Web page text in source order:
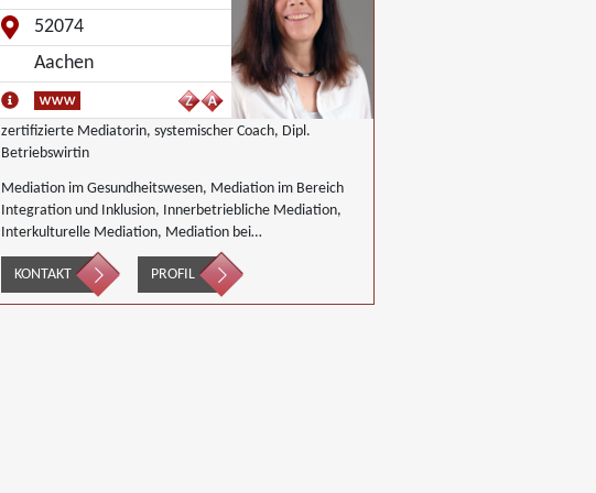
52074
Aachen
zertifizierte Mediatorin, systemischer Coach, Dipl.
Betriebswirtin
Mediation im Gesundheitswesen, Mediation im Bereich
Integration und Inklusion, Innerbetriebliche Mediation,
Interkulturelle Mediation, Mediation bei
Gesellschafterkonflikten, Mediation im öffentlichen
Bereich, Mediation bei Team- und Gruppenkonflikten,
Mediation von Unternehmensnachfolgen,
KONTAKT PROFIL